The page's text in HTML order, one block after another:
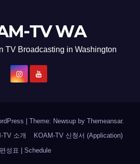
TV WA
TV Broadcasting in Washington
Theme: Newsup by Themeansar.
TV 소개
KOAM-TV 신청서 (Application)
편성표 | Schedule